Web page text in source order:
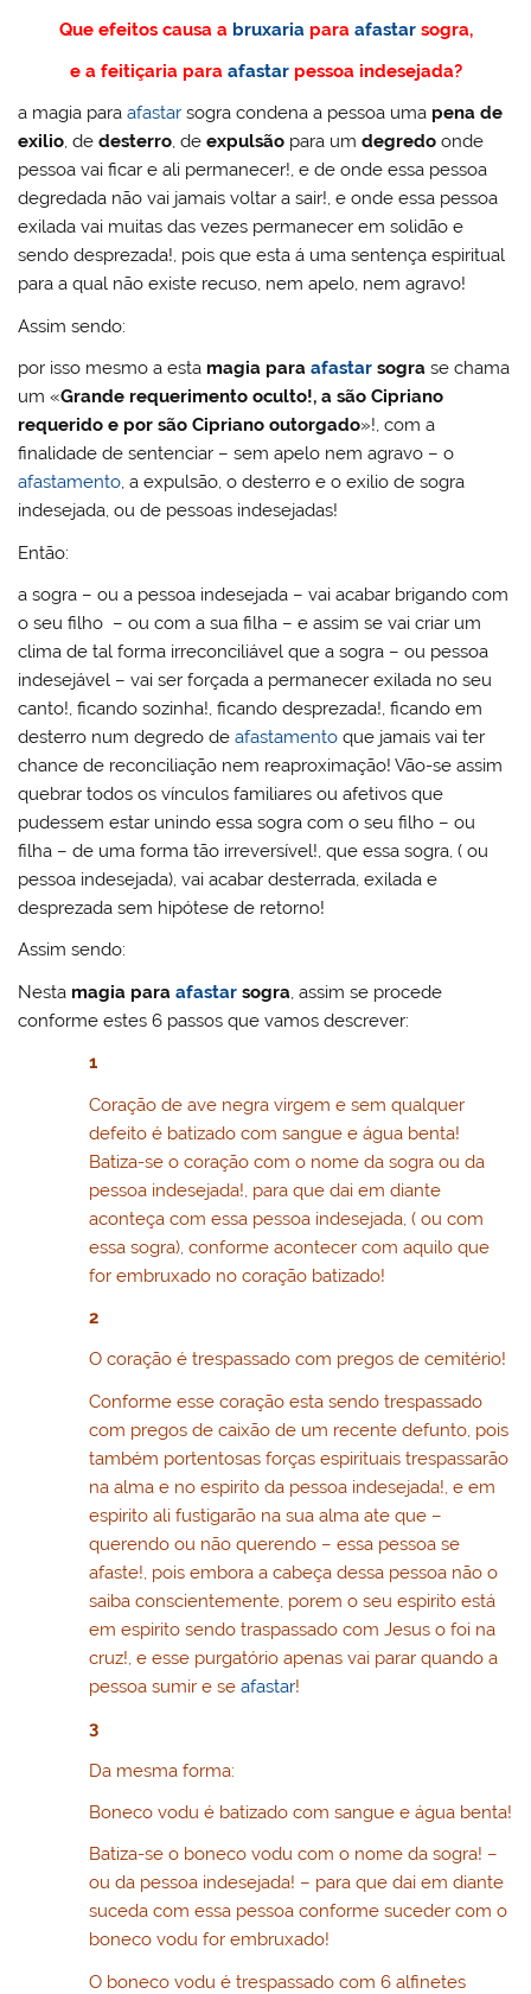
Que efeitos causa a bruxariapara afastarsogra,
e a feitiçaria para afastarpessoa indesejada?
a magia paraafastar sogra condena a pessoa uma pena de
exilio, dedesterro, deexpulsão para umdegredo onde
pessoa vai ficar e ali permanecer!, e de onde essa pessoa
degredada não vai jamais voltar a sair!, e onde essa pessoa
exilada vai muitas das vezes permanecer em solidão e
sendo desprezada!, pois que esta á uma sentença espiritual
para a qual não existe recuso, nem apelo, nem agravo!
Assim sendo:
por isso mesmo a esta magia paraafastar sogra se chama
um «Grande requerimento oculto!, a são Cipriano
requerido e por são Cipriano outorgado»!, com a
finalidade de sentenciar – sem apelo nem agravo – o
afastamento, a expulsão, o desterro e o exilio de sogra
indesejada, ou de pessoas indesejadas!
Então:
a sogra – ou a pessoa indesejada – vai acabar brigando com
o seu filho – ou com a sua filha – e assim se vai criar um
clima de tal forma irreconciliável que a sogra – ou pessoa
indesejável – vai ser forçada a permanecer exilada no seu
canto!, ficando sozinha!, ficando desprezada!, ficando em
desterro num degredo deafastamento que jamais vai ter
chance de reconciliação nem reaproximação! Vão-se assim
quebrar todos os vínculos familiares ou afetivos que
pudessem estar unindo essa sogra com o seu filho – ou
filha – de uma forma tão irreversível!, que essa sogra, ( ou
pessoa indesejada), vai acabar desterrada, exilada e
desprezada sem hipótese de retorno!
Assim sendo:
Nesta magia paraafastar sogra, assim se procede
conforme estes 6 passos que vamos descrever:
1
Coração de ave negra virgem e sem qualquer
defeito é batizado com sangue e água benta!
Batiza-se o coração com o nome da sogra ou da
pessoa indesejada!, para que dai em diante
aconteça com essa pessoa indesejada, ( ou com
essa sogra), conforme acontecer com aquilo que
for embruxado no coração batizado!
2
O coração é trespassado com pregos de cemitério!
Conforme esse coração esta sendo trespassado
com pregos de caixão de um recente defunto, pois
também portentosas forças espirituais trespassarão
na alma e no espirito da pessoa indesejada!, e em
espirito ali fustigarão na sua alma ate que –
querendo ou não querendo – essa pessoa se
afaste!, pois embora a cabeça dessa pessoa não o
saiba conscientemente, porem o seu espirito está
em espirito sendo traspassado com Jesus o foi na
cruz!, e esse purgatório apenas vai parar quando a
pessoa sumir e seafastar!
3
Da mesma forma:
Boneco vodu é batizado com sangue e água benta!
Batiza-se o boneco vodu com o nome da sogra! –
ou da pessoa indesejada! – para que dai em diante
suceda com essa pessoa conforme suceder com o
boneco vodu for embruxado!
O boneco vodu é trespassado com 6 alfinetes